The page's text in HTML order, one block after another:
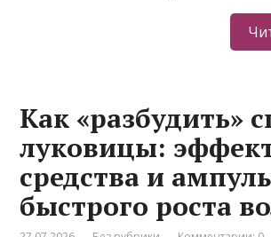
Как «разбудить»
луковицы:
средства и
быстрого роста